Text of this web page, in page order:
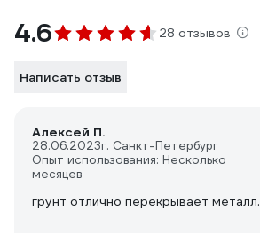
4.6 28 отзывов
Написать отзыв
Алексей П.
28.06.2023г. Санкт-Петербург
Опыт использования: Несколько
месяцев
грунт отлично перекрывает металл.